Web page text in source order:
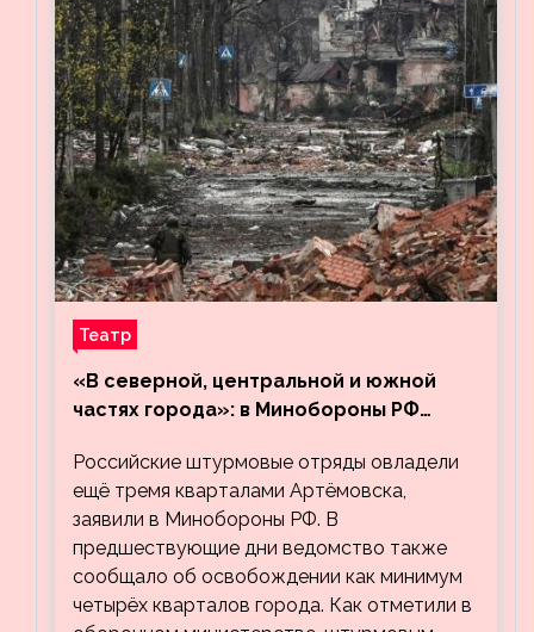
Театр
«В северной, центральной и южной
частях города»: в Минобороны РФ
кварталов Артёмовска
Российские штурмовые отряды овладели
ещё тремя кварталами Артёмовска,
заявили в Минобороны РФ. В
предшествующие дни ведомство также
сообщало об освобождении как минимум
четырёх кварталов города. Как отметили в